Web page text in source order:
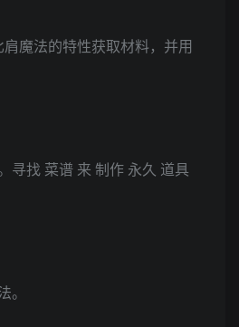
魔法的特性获取材料，并用
寻找 菜谱 来 制作 永久 道具